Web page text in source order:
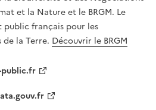
,
É
G
A
L
F
et la Nature et le BRGM. Le
public français pour les
de la Terre. Découvrir le BRGM
public.fr